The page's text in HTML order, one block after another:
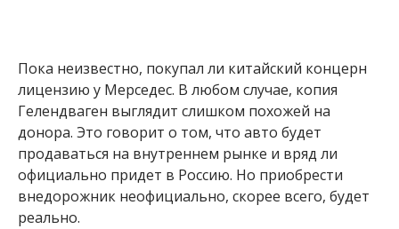
Пока неизвестно, покупал ли китайский концерн
лицензию у Мерседес. В любом случае, копия
Гелендваген выглядит слишком похожей на
донора. Это говорит о том, что авто будет
продаваться на внутреннем рынке и вряд ли
официально придет в Россию. Но приобрести
внедорожник неофициально, скорее всего, будет
реально.